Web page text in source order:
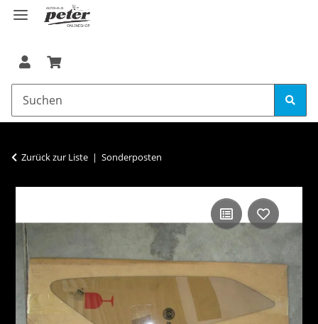
Zurück zur Liste Sonderposten